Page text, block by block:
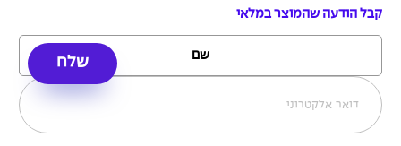
קבל הודעה שהמוצר במלאי